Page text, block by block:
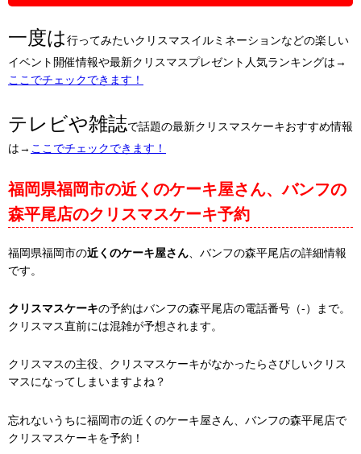
一度は行ってみたいクリスマスイルミネーションなどの楽しい
イベント開催情報や最新クリスマスプレゼント人気ランキングは→
ここでチェックできます！
テレビや雑誌で話題の最新クリスマスケーキおすすめ情報
は→ ここでチェックできます！
福岡県福岡市の近くのケーキ屋さん、バンフの
森平尾店のクリスマスケーキ予約
福岡県福岡市の近くのケーキ屋さん 、バンフの森平尾店の詳細情報
です。
クリスマスケーキの予約はバンフの森平尾店の電話番号（-）まで。
クリスマス直前には混雑が予想されます。
クリスマスの主役、クリスマスケーキがなかったらさびしいクリス
マスになってしまいますよね？
忘れないうちに福岡市の近くのケーキ屋さん、バンフの森平尾店で
クリスマスケーキを予約！